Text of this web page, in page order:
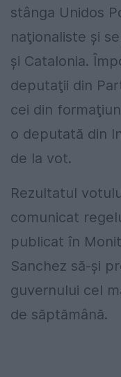
stânga Unidos
naţionaliste şi
şi Catalonia.
deputaţii din
cei din
o deputată din
de la vot.
Rezultatul
comunicat
publicat în
Sanchez să-şi
guvernului cel
de săptămână.